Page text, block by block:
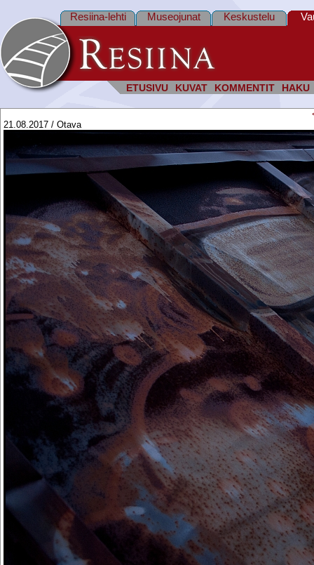
ETUSIVU KUVAT KOMMENTIT HAKU
Resiina-lehti Museojunat Keskustelu
21.08.2017 / Otava